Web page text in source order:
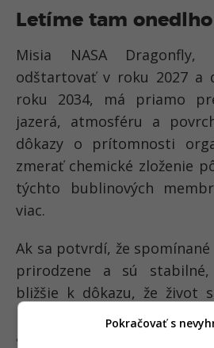
Letíme tam onedlho
Misia NASA
odštartovať v roku 2027 a
roku 2034, má priamo
jazerá, atmosféru a
dôkazy o prítomnosti
zmerať chemické zloženie
týchto bublinových
viac.
Ak sa potvrdí, že
prirodzene a sú
bližšie k dôkazu, že život
mimo Zeme – a že vôbec
ako ho poznáme.
Pokračovať s